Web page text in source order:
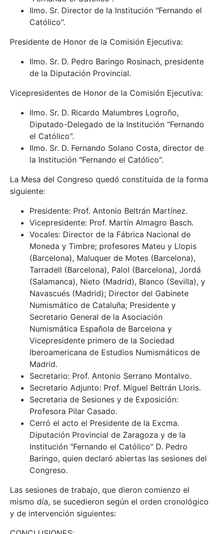
Ilmo. Sr. Director de la Institución "Fernando el
Católico".
Presidente de Honor de la Comisión Ejecutiva:
Ilmo. Sr. D. Pedro Baringo Rosinach, presidente
de la Diputación Provincial.
Vicepresidentes de Honor de la Comisión Ejecutiva:
Ilmo. Sr. D. Ricardo Malumbres Logroño,
Diputado-Delegado de la Institución "Fernando
el Católico".
Ilmo. Sr. D. Fernando Solano Costa, director de
la Institución "Fernando el Católico".
La Mesa del Congreso quedó constituida de la forma
siguiente:
Presidente: Prof. Antonio Beltrán Martínez.
Vicepresidente: Prof. Martín Almagro Basch.
Vocales: Director de la Fábrica Nacional de
Moneda y Timbre; profesores Mateu y Llopis
(Barcelona), Maluquer de Motes (Barcelona),
Tarradell (Barcelona), Palol (Barcelona), Jordá
(Salamanca), Nieto (Madrid), Blanco (Sevilla), y
Navascués (Madrid); Director del Gabinete
Numismático de Cataluña; Presidente y
Secretario General de la Asociación
Numismática Española de Barcelona y
Vicepresidente primero de la Sociedad
Iberoamericana de Estudios Numismáticos de
Madrid.
Secretario: Prof. Antonio Serrano Montalvo.
Secretario Adjunto: Prof. Miguel Beltrán Lloris.
Secretaria de Sesiones y de Exposición:
Profesora Pilar Casado.
Cerró el acto el Presidente de la Excma.
Diputación Provincial de Zaragoza y de la
Institución "Fernando el Católico" D. Pedro
Baringo, quien declaró abiertas las sesiones del
Congreso.
Las sesiones de trabajo, que dieron comienzo el
mismo día, se sucedieron según el orden cronológico
y de intervención siguientes: